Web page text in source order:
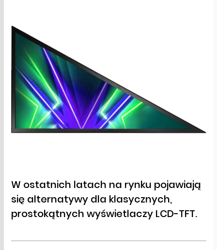
W ostatnich latach na rynku pojawiają
się alternatywy dla klasycznych,
prostokątnych wyświetlaczy LCD-TFT.